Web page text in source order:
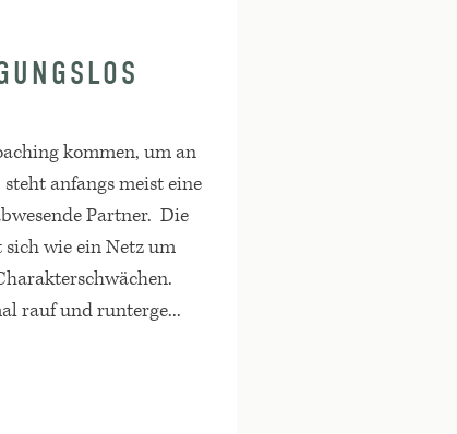
kommen, um an
anfangs meist eine
Partner. Die
wie ein Netz um
rauf und runterge...